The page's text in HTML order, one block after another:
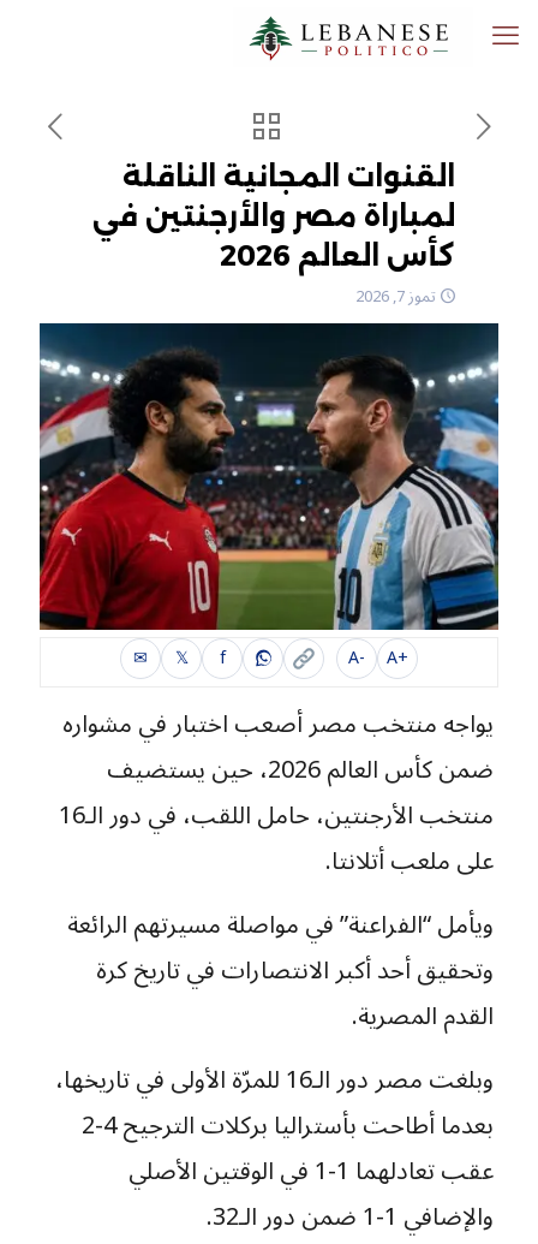
القنوات المجانية الناقلة
لمباراة مصر والأرجنتين في
كأس العالم 2026
تموز 7, 2026
A+
A-
f
𝕏
✉
يواجه منتخب مصر أصعب اختبار في مشواره
ضمن كأس العالم 2026، حين يستضيف
منتخب الأرجنتين، حامل اللقب، في دور الـ16
على ملعب أتلانتا.
ويأمل “الفراعنة” في مواصلة مسيرتهم الرائعة
وتحقيق أحد أكبر الانتصارات في تاريخ كرة
القدم المصرية.
وبلغت مصر دور الـ16 للمرّة الأولى في تاريخها،
بعدما أطاحت بأستراليا بركلات الترجيح 4-2
عقب تعادلهما 1-1 في الوقتين الأصلي
والإضافي 1-1 ضمن دور الـ32.